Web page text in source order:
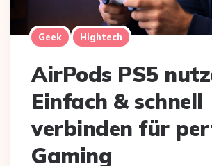
Geek Hightech
AirPods PS5
Einfach & schnell
verbinden für
Gaming